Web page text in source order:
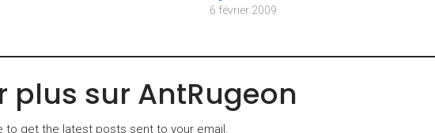
6 février 2009
plus sur AntRugeon
to get the latest posts sent to your email.